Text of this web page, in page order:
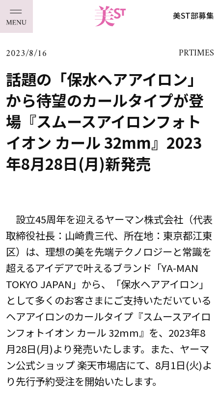
美ST部募集
2023/8/16 PRTIMES
話題の「保水ヘアアイロン」
から待望のカールタイプが登
場『スムースアイロンフォト
イオン カール 32mm』2023
年8月28日(月)新発売
設立45周年を迎えるヤーマン株式会社（代表
取締役社長：山崎貴三代、所在地：東京都江東
区）は、理想の美を先端テクノロジーと常識を
超えるアイデアで叶えるブランド「YA-MAN
TOKYO JAPAN」から、「保水ヘアアイロン」
として多くのお客さまにご支持いただいている
ヘアアイロンのカールタイプ『スムースアイロ
ンフォトイオン カール 32mm』を、2023年8
月28日(月)より発売いたします。また、ヤーマ
ン公式ショップ 楽天市場店にて、8月1日(火)よ
り先行予約受注を開始いたします。